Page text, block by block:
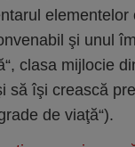
şi unul
clasa mijlocie
să îşi crească
de viaţă“).